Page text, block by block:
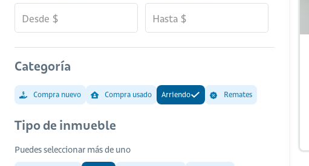
Categoría
Compra nuevo Compra usado Arriendo Remates
Tipo de inmueble
Puedes seleccionar más de uno